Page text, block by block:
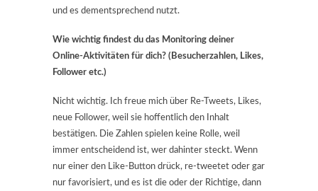
und es dementsprechend nutzt.
Wie wichtig findest du das Monitoring deiner
Online-Aktivitäten für dich? (Besucherzahlen, Likes,
Follower etc.)
Nicht wichtig. Ich freue mich über Re-Tweets, Likes,
neue Follower, weil sie hoffentlich den Inhalt
bestätigen. Die Zahlen spielen keine Rolle, weil
immer entscheidend ist, wer dahinter steckt. Wenn
nur einer den Like-Button drück, re-tweetet oder gar
nur favorisiert, und es ist die oder der Richtige, dann